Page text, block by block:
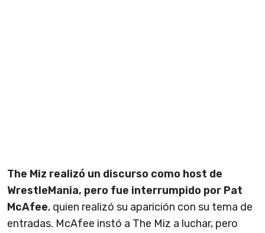
The Miz realizó un discurso como host de
WrestleMania, pero fue interrumpido por Pat
McAfee, quien realizó su aparición con su tema de
entradas. McAfee instó a The Miz a luchar, pero